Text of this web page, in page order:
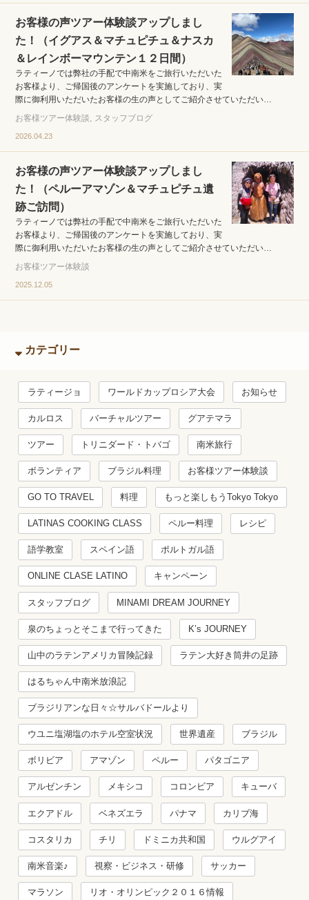
お客様の声ツアー体験談アップしまし
た！（イグアス＆マチュピチュ＆ナスカ
＆レインボーマウンテン１２日間）
ラティーノでは弊社の手配で中南米をご旅行いただいた
お客様より、ご帰国後のアンケートを実施しており、実
際に御利用いただいたお客様の生の声としてご紹介させていただい…
お客様ツアー体験談
スタッフブログ
2026.04.23
お客様の声ツアー体験談アップしまし
た！（ペルーアマゾン＆マチュピチュ遺
跡ご訪問）
ラティーノでは弊社の手配で中南米をご旅行いただいた
お客様より、ご帰国後のアンケートを実施しており、実
際に御利用いただいたお客様の生の声としてご紹介させていただい…
お客様ツアー体験談
2025.12.05
カテゴリー
ラティージョ ワールドカップロシア大会 お知らせ
カルロス バーチャルツアー グアテマラ
ツアー トリニダード・トバゴ 南米旅行
ボランティア ブラジル料理 お客様ツアー体験談
GO TO TRAVEL 料理 もっと楽しもうTokyo Tokyo
LATINAS COOKING CLASS ペルー料理 レシピ
語学教室 スペイン語 ポルトガル語
ONLINE CLASE LATINO キャンペーン
スタッフブログ MINAMI DREAM JOURNEY
泉のちょっとそこまで行ってきた K’s JOURNEY
山中のラテンアメリカ冒険記録 ラテン大好き筒井の足跡
はるちゃん中南米放浪記
ブラジリアンな日々☆サルバドールより
ウユニ塩湖塩のホテル空室状況 世界遺産 ブラジル
ボリビア アマゾン ペルー パタゴニア
アルゼンチン メキシコ コロンビア キューバ
エクアドル ベネズエラ パナマ カリブ海
コスタリカ チリ ドミニカ共和国 ウルグアイ
南米音楽♪ 視察・ビジネス・研修 サッカー
マラソン リオ・オリンピック２０１６情報